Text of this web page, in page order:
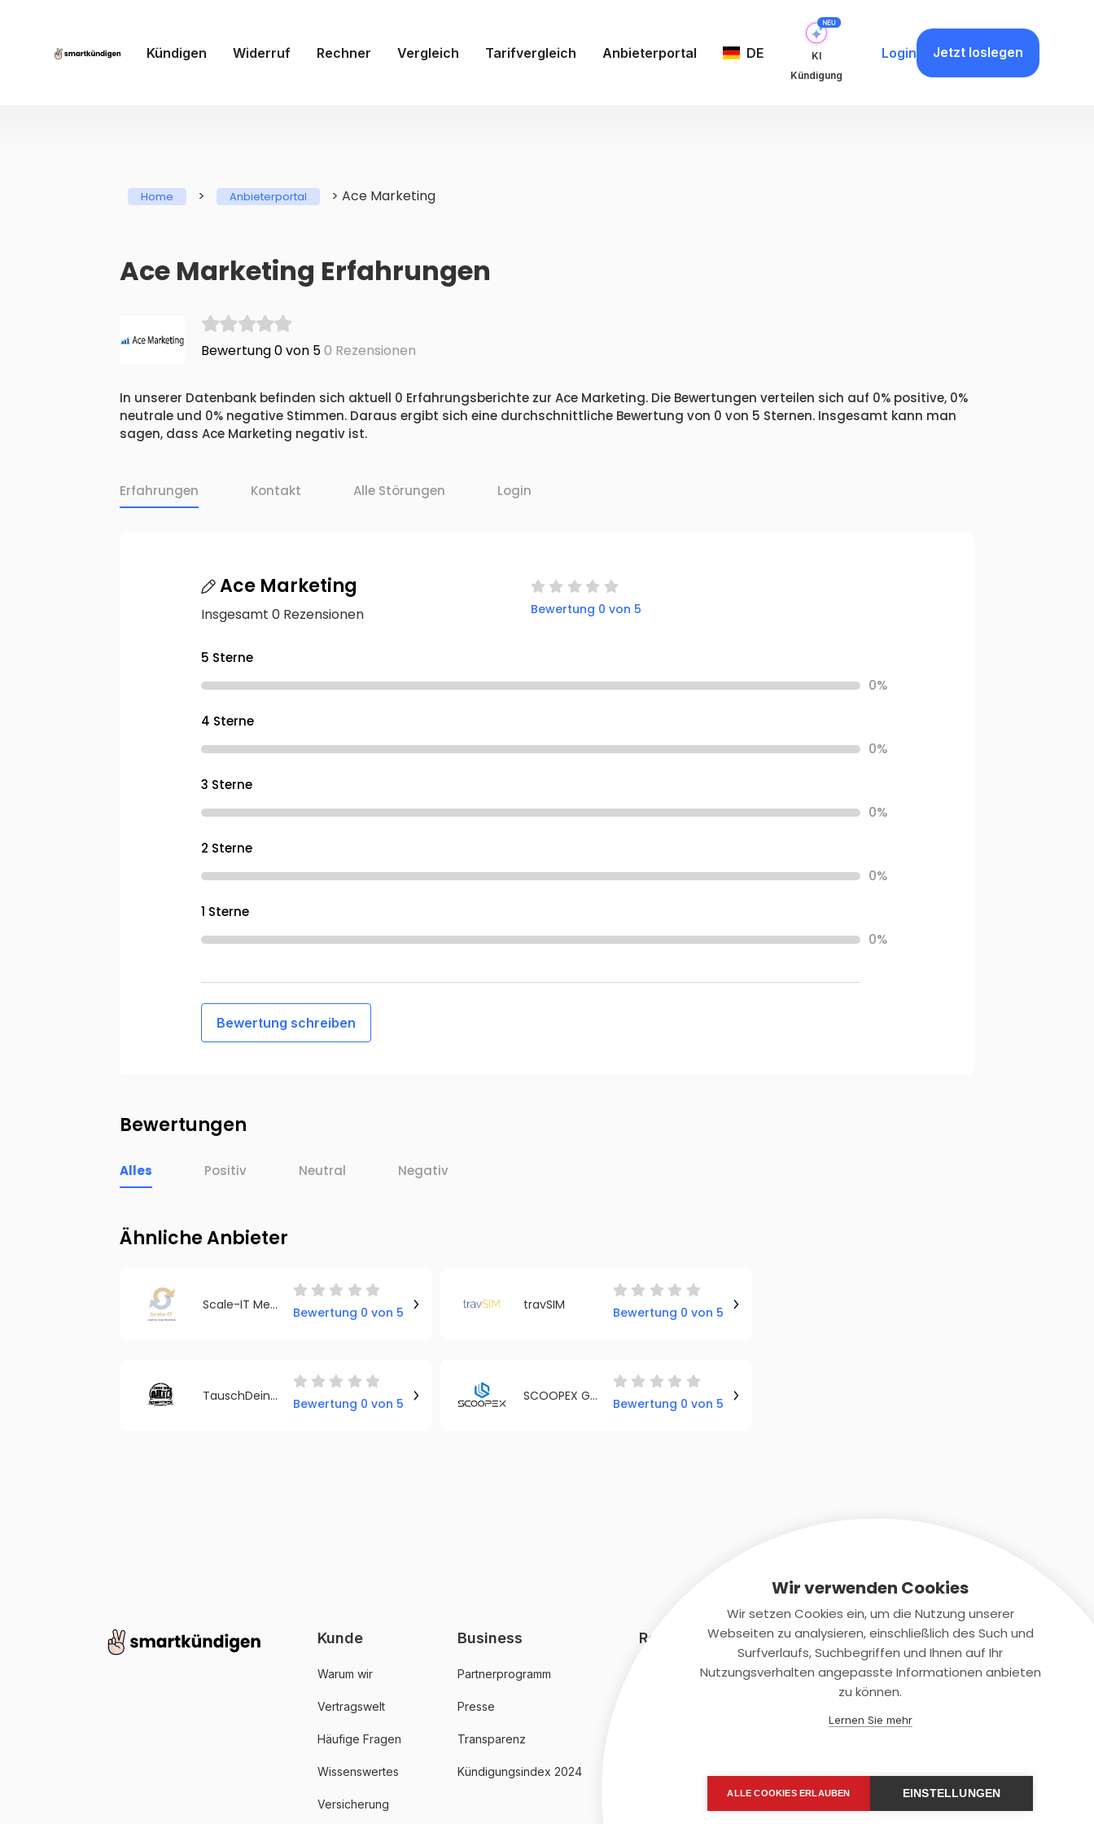
Kündigen Widerruf Rechner Vergleich Tarifvergleich Anbieterportal DE
KI
Kündigung
Login Jetzt loslegen
Home > Anbieterportal > Ace Marketing
Ace Marketing Erfahrungen
Bewertung 0 von 50 Rezensionen
In unserer Datenbank befinden sich aktuell 0 Erfahrungsberichte zur Ace Marketing. Die Bewertungen verteilen sich auf 0% positive, 0%
neutrale und 0% negative Stimmen. Daraus ergibt sich eine durchschnittliche Bewertung von 0 von 5 Sternen. Insgesamt kann man
sagen, dass Ace Marketing negativ ist.
Erfahrungen Kontakt Alle Störungen Login
Ace Marketing
Insgesamt 0 Rezensionen Bewertung 0 von 5
5 Sterne
0%
4 Sterne
0%
3 Sterne
0%
2 Sterne
0%
1 Sterne
0%
Bewertung schreiben
Bewertungen
Alles Positiv Neutral Negativ
Ähnliche Anbieter
Scale-IT Media | Digitalagentur Florian Göbel
Bewertung 0 von 5
travSIM
Bewertung 0 von 5
TauschDeinAuto.com
Bewertung 0 von 5
SCOOPEX GmbH
Bewertung 0 von 5
Kunde
Warum wir
Vertragswelt
Häufige Fragen
Wissenswertes
Versicherung
Business
Partnerprogramm
Presse
Transparenz
Kündigungsindex 2024
Rechtliches Kontaktiere uns
+(49)2131/708-4280
Wir verwenden Cookies
Wir setzen Cookies ein, um die Nutzung unserer
Webseiten zu analysieren, einschließlich des Such und
Surfverlaufs, Suchbegriffen und Ihnen auf Ihr
Nutzungsverhalten angepasste Informationen anbieten
zu können.
Lernen Sie mehr
ALLE COOKIES ERLAUBEN EINSTELLUNGEN